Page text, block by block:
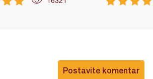
Postavite komentar